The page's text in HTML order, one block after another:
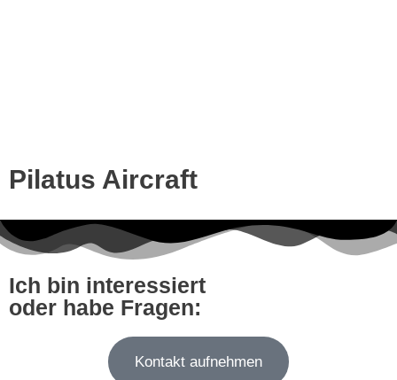
Pilatus Aircraft
Ich bin interessiert
oder habe Fragen:
Kontakt aufnehmen